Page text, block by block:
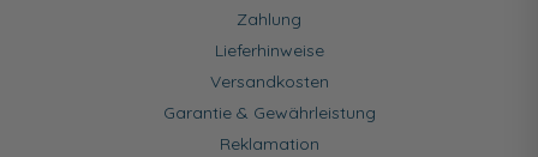
Zahlung
Lieferhinweise
Versandkosten
Garantie & Gewährleistung
Reklamation